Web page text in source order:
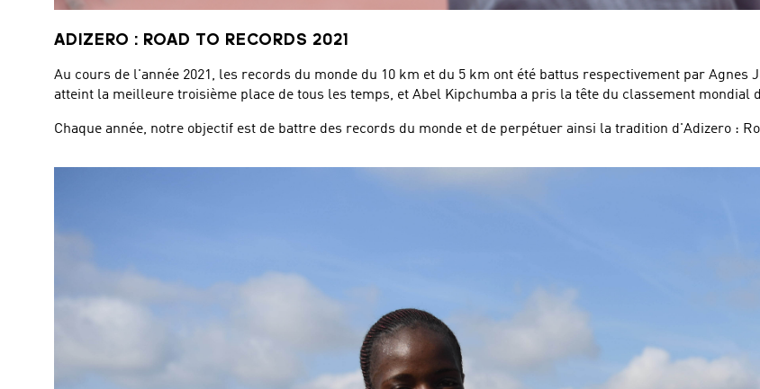
ADIZERO : ROAD TO RECORDS 2021
Au cours de l'année 2021, les records du monde du 10 km et du 5 km ont été battus respectivement par Agnes
atteint la meilleure troisième place de tous les temps, et Abel Kipchumba a pris la tête du classement mondial
Chaque année, notre objectif est de battre des records du monde et de perpétuer ainsi la tradition d'Adizero :